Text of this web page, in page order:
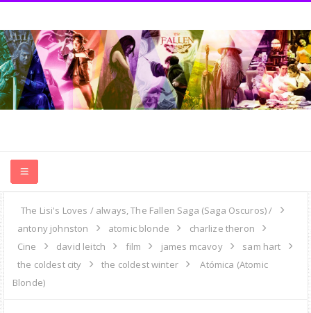
NEWS
MIS CRÍTICAS
SAGAS LAUREN KATE
The Lisi's Loves / always, The Fallen Saga (Saga Oscuros) /
antony johnston
atomic blonde
charlize theron
Cine
david leitch film james mcavoy
sam hart
the coldest city
the coldest winter
Atómica (Atomic
Blonde)